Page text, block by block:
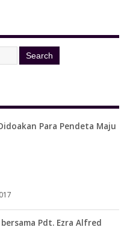
Para Pendeta Maju
Pdt. Ezra Alfred